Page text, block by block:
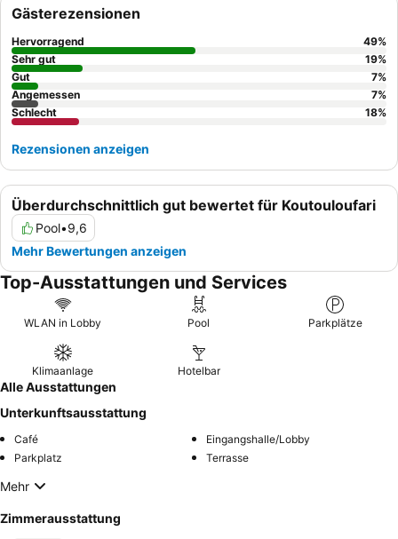
Überdurchschnittlich gut bewertet für Koutouloufari
Pool•9,6
Mehr Bewertungen anzeigen
Gästerezensionen
Hervorragend 49%
Sehr gut
19%
Gut
7%
Angemessen
7%
Schlecht
18%
Rezensionen anzeigen
Top-Ausstattungen und Services
WLAN in Lobby Pool Parkplätze
Klimaanlage Hotelbar
Alle Ausstattungen
Unterkunftsausstattung
Café
Eingangshalle/Lobby
Parkplatz
Terrasse
Mehr
Zimmerausstattung